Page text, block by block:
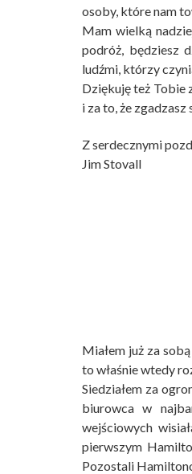
osoby, które nam
Mam wielką
podróż, będziesz
ludźmi, którzy
Dziękuję też Tobie
i za to, że zgadzasz
Z serdecznymi
Jim Stovall
Miałem już za
to właśnie wtedy
Siedziałem za
biurowca w
wejściowych
pierwszym
Pozostali